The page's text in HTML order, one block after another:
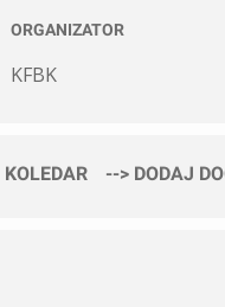
ORGANIZATOR
KFBK
KOLEDAR --> DODAJ